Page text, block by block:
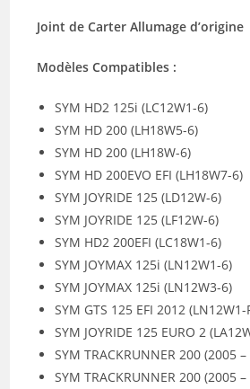
Joint de Carter Allumage d’origine
Modèles Compatibles :
SYM HD2 125i (LC12W1-6)
SYM HD 200 (LH18W5-6)
SYM HD 200 (LH18W-6)
SYM HD 200EVO EFI (LH18W7-6)
SYM JOYRIDE 125 (LD12W-6)
SYM JOYRIDE 125 (LF12W-6)
SYM HD2 200EFI (LC18W1-6)
SYM JOYMAX 125i (LN12W1-6)
SYM JOYMAX 125i (LN12W3-6)
SYM GTS 125 EFI 2012 (LN12W1-
SYM JOYRIDE 125 EURO 2
SYM TRACKRUNNER 200 (2005
SYM TRACKRUNNER 200 (2005